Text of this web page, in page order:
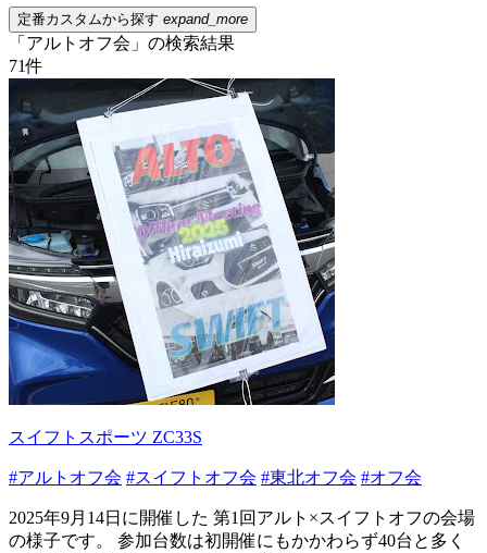
定番カスタムから探す expand_more
「アルトオフ会」の検索結果
71件
スイフトスポーツ ZC33S
#アルトオフ会 #スイフトオフ会 #東北オフ会 #オフ会
2025年9月14日に開催した 第1回アルト×スイフトオフの会場
の様子です。 参加台数は初開催にもかかわらず40台と多く